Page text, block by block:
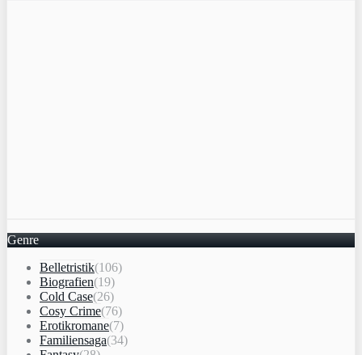
Genre
Belletristik(106)
Biografien(19)
Cold Case(26)
Cosy Crime(76)
Erotikromane(7)
Familiensaga(34)